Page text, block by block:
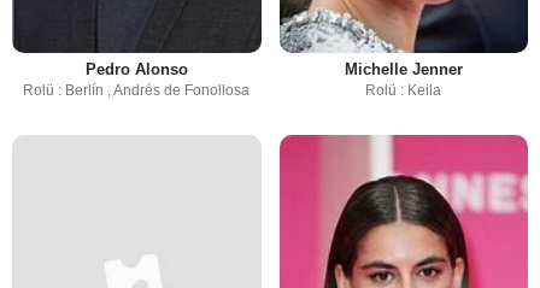
Pedro Alonso
Rolü : Berlín , Andrés de Fonollosa
Michelle Jenner
Rolü : Keila